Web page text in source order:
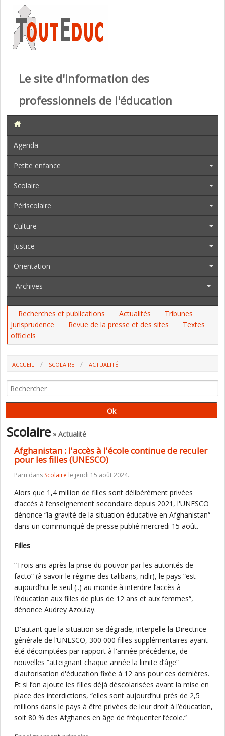
Le site d'information des
professionnels de l'éducation
Agenda
Petite enfance
Scolaire
Périscolaire
Culture
Justice
Orientation
Archives
Recherches et publications Actualités
Tribunes
Jurisprudence
Revue de la presse et des sites
Textes
officiels
ACCUEIL SCOLAIRE
ACTUALITÉ
FILLES (UNESCO)
Scolaire» Actualité
Afghanistan : l'accès à l'école continue de reculer
pour les filles (UNESCO)
Paru dans Scolaire le jeudi 15 août 2024.
Alors que 1,4 million de filles sont délibérément privées
d’accès à l’enseignement secondaire depuis 2021, l'UNESCO
dénonce “la gravité de la situation éducative en Afghanistan“
dans un communiqué de presse publié mercredi 15 août.
Filles
“Trois ans après la prise du pouvoir par les autorités de
facto“ (à savoir le régime des talibans, ndlr), le pays “est
aujourd’hui le seul (..) au monde à interdire l’accès à
l’éducation aux filles de plus de 12 ans et aux femmes“,
dénonce Audrey Azoulay.
D'autant que la situation se dégrade, interpelle la Directrice
générale de l’UNESCO, 300 000 filles supplémentaires ayant
été décomptées par rapport à l'année précédente, de
nouvelles “atteignant chaque année la limite d’âge“
d'autorisation d'éducation fixée à 12 ans pour ces dernières.
Et si l’on ajoute les filles déjà déscolarisées avant la mise en
place des interdictions, “elles sont aujourd’hui près de 2,5
millions dans le pays à être privées de leur droit à l’éducation,
soit 80 % des Afghanes en âge de fréquenter l’école.“